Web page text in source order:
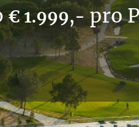
€ 1.999,-pro